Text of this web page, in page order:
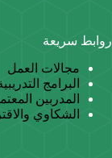
روابط سريعة
مجالات العمل
البرامج
المدربين
الشكاوي